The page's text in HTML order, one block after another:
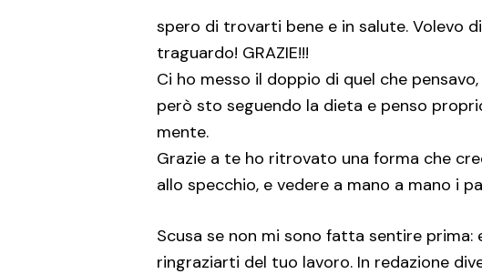
spero di trovarti bene e in salute. Volevo
traguardo! GRAZIE!!!
Ci ho messo il doppio di quel che
però sto seguendo la dieta e penso
mente.
Grazie a te ho ritrovato una forma che
allo specchio, e vedere a mano a mano i
Scusa se non mi sono fatta sentire
ringraziarti del tuo lavoro. In redazione